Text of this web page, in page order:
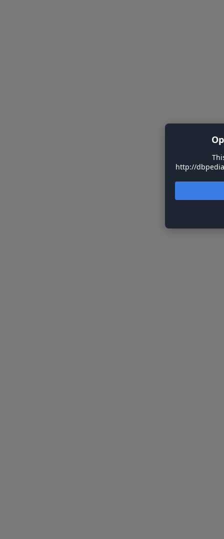
http://